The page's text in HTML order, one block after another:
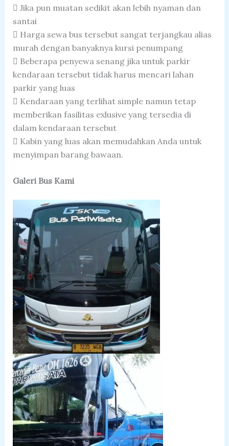
 Jika pun muatan sedikit akan lebih nyaman dan
santai
 Harga sewa bus tersebut sangat terjangkau alias
murah dengan banyaknya kursi penumpang
 Beberapa penyewa senang jika untuk parkir
kendaraan tersebut tidak harus mencari lahan
parkir yang luas
 Kendaraan yang terlihat simple namun tetap
memberikan fasilitas exlusive yang tersedia di
dalam kendaraan tersebut
 Kabin yang luas akan memudahkan Anda untuk
menyimpan barang bawaan.
Galeri Bus Kami